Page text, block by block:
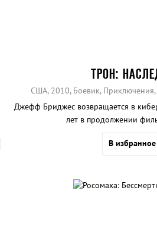
ТРОН:
США, 2010, Боевик, Приключения,
Джефф Бриджес возвращается в
лет в продолжении
В избранное